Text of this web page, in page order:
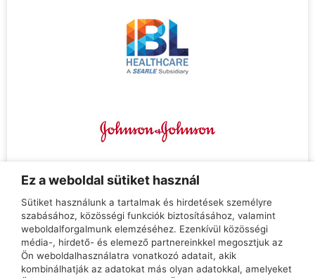
Teljeskörű tájékoztatás az üzletekben!
Tatabánya, Vadász utca 66., H–P 10:00 – 18:00
Tatabánya, Győri út 16/B, H–P 09:00 – 17:00
Ez a weboldal sütiket használ
Sütiket használunk a tartalmak és hirdetések személyre
szabásához, közösségi funkciók biztosításához, valamint
weboldalforgalmunk elemzéséhez. Ezenkívül közösségi
média-, hirdető- és elemező partnereinkkel megosztjuk az
Ön weboldalhasználatra vonatkozó adatait, akik
kombinálhatják az adatokat más olyan adatokkal, amelyeket